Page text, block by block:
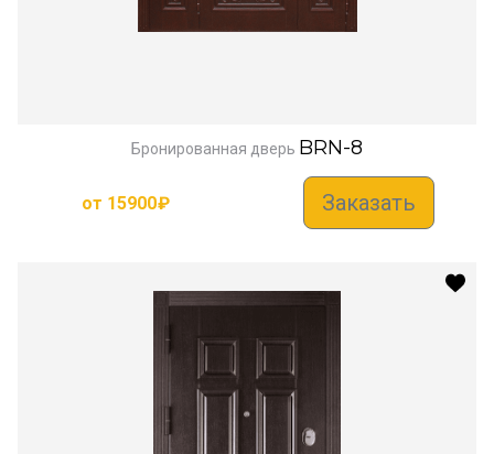
Бронированная дверь BRN-8
от 15900₽ Заказать